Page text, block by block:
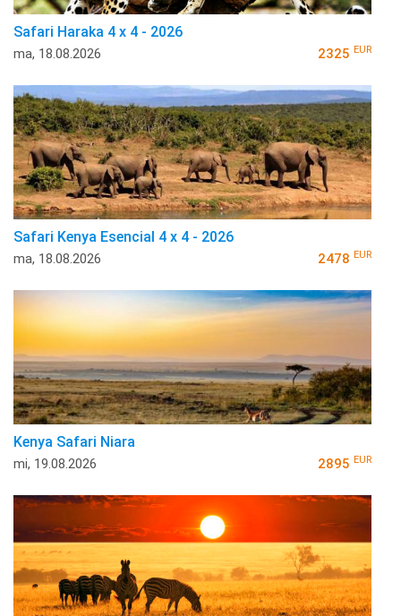
Safari Haraka 4 x 4 - 2026
ma, 18.08.2026 2325 EUR
Safari Kenya Esencial 4 x 4 - 2026
ma, 18.08.2026 2478 EUR
Kenya Safari Niara
mi, 19.08.2026 2895 EUR